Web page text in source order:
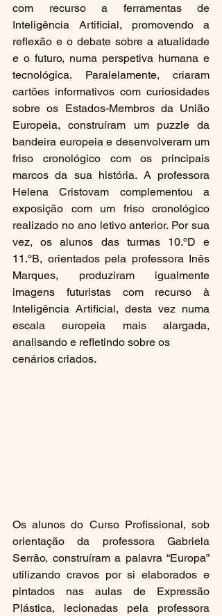
com recurso a ferramentas de
Inteligência Artificial, promovendo a
reflexão e o debate sobre a atualidade
e o futuro, numa perspetiva humana e
tecnológica. Paralelamente, criaram
cartões informativos com curiosidades
sobre os Estados-Membros da União
Europeia, construíram um puzzle da
bandeira europeia e desenvolveram um
friso cronológico com os principais
marcos da sua história. A professora
Helena Cristovam complementou a
exposição com um friso cronológico
realizado no ano letivo anterior. Por sua
vez, os alunos das turmas 10.ºD e
11.ºB, orientados pela professora Inês
Marques, produziram igualmente
imagens futuristas com recurso à
Inteligência Artificial, desta vez numa
escala europeia mais alargada,
analisando e refletindo sobre os
cenários criados.
Os alunos do Curso Profissional, sob
orientação da professora Gabriela
Serrão, construíram a palavra “Europa”
utilizando cravos por si elaborados e
pintados nas aulas de Expressão
Plástica, lecionadas pela professora